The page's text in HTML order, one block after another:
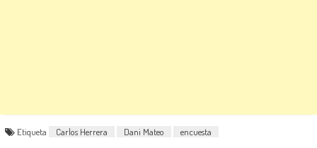
Etiqueta Carlos Herrera Dani Mateo encuesta